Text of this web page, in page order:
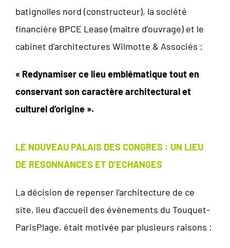
batignolles nord (constructeur), la société
financière BPCE Lease (maître d’ouvrage) et le
cabinet d’architectures Wilmotte & Associés :
« Redynamiser ce lieu emblématique tout en
conservant son caractère architectural et
culturel d’origine ».
LE NOUVEAU PALAIS DES CONGRES : UN LIEU
DE RESONNANCES ET D’ECHANGES
La décision de repenser l’architecture de ce
site, lieu d’accueil des évènements du Touquet-
ParisPlage, était motivée par plusieurs raisons :